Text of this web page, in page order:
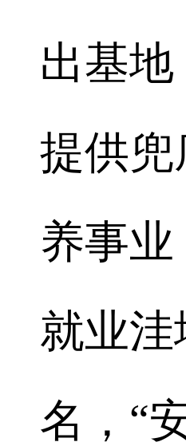
出基
提供兜
养事
就业洼
名，“